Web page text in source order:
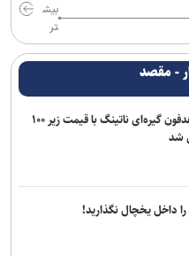
بیش
تر
- مقصد
نخستین هدفون گیره‌ای ناتینگ با قیمت زیر ۱۰۰
شد
داخل یخچال نگذارید!